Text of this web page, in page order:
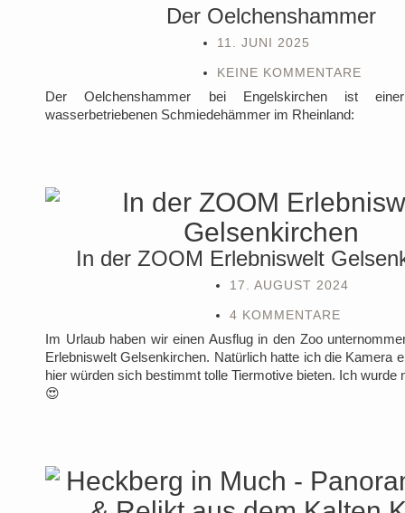
Der Oelchenshammer
11. JUNI 2025
KEINE KOMMENTARE
Der Oelchenshammer bei Engelskirchen ist
wasserbetriebenen Schmiedehämmer im Rheinland:
In der ZOOM Erlebniswelt
17. AUGUST 2024
4 KOMMENTARE
Im Urlaub haben wir einen Ausflug in den Zoo
Erlebniswelt Gelsenkirchen. Natürlich hatte ich die Kamera
hier würden sich bestimmt tolle Tiermotive bieten. Ich wurde
😍